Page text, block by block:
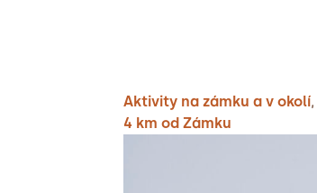
Aktivity na zámku a v okolí,
4 km od Zámku